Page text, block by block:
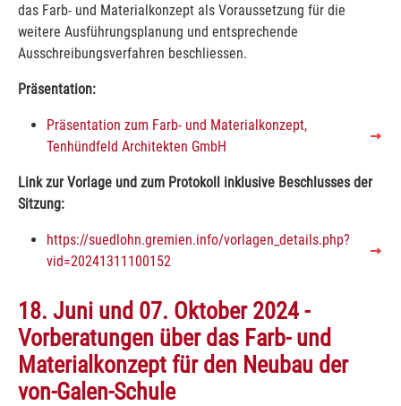
das Farb- und Materialkonzept als Voraussetzung für die
weitere Ausführungsplanung und entsprechende
Ausschreibungsverfahren beschliessen.
Präsentation:
Präsentation zum Farb- und Materialkonzept,
Tenhündfeld Architekten GmbH
Link zur Vorlage und zum Protokoll inklusive Beschlusses der
Sitzung:
https://suedlohn.gremien.info/vorlagen_details.php?
vid=20241311100152
18. Juni und 07. Oktober 2024 -
Vorberatungen über das Farb- und
Materialkonzept für den Neubau der
von-Galen-Schule